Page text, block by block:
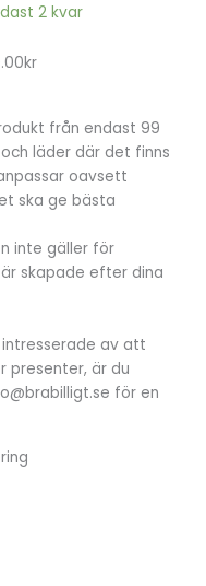
2 kvar
från endast 99
läder där det finns
oavsett
ska ge bästa
inte gäller för
skapade efter dina
av att
presenter, är du
för en